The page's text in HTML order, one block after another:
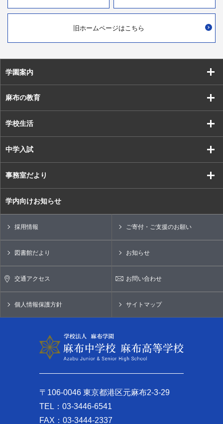
旧ホームページはこちら
学園案内
麻布の教育
学校生活
中学入試
事務室だより
学内向けお知らせ
採用情報 ご寄付・ご支援のお願い
図書館だより お知らせ
交通アクセス お問い合わせ
個人情報保護方針 サイトマップ
〒106-0046 東京都港区元麻布2-3-29
TEL：03-3446-6541
FAX：03-3444-2337